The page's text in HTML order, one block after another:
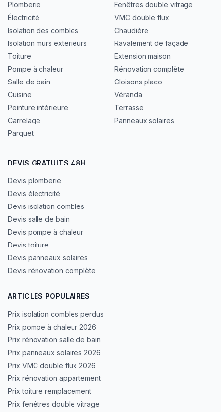
Plomberie
Électricité
Isolation des combles
Isolation murs extérieurs
Toiture
Pompe à chaleur
Salle de bain
Cuisine
Peinture intérieure
Carrelage
Parquet
Fenêtres double vitrage
VMC double flux
Chaudière
Ravalement de façade
Extension maison
Rénovation complète
Cloisons placo
Véranda
Terrasse
Panneaux solaires
DEVIS GRATUITS 48H
Devis plomberie
Devis électricité
Devis isolation combles
Devis salle de bain
Devis pompe à chaleur
Devis toiture
Devis panneaux solaires
Devis rénovation complète
ARTICLES POPULAIRES
Prix isolation combles perdus
Prix pompe à chaleur 2026
Prix rénovation salle de bain
Prix panneaux solaires 2026
Prix VMC double flux 2026
Prix rénovation appartement
Prix toiture remplacement
Prix fenêtres double vitrage